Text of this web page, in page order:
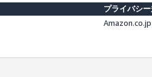
プライバシ